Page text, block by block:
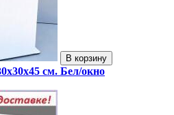
В корзину
см. Бел/окно